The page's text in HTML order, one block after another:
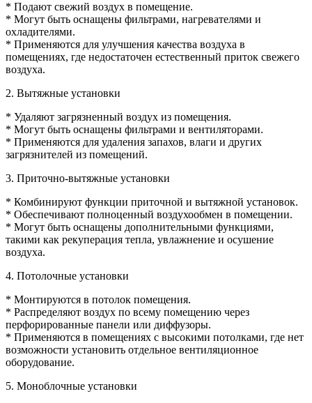
* Подают свежий воздух в помещение.
* Могут быть оснащены фильтрами, нагревателями и
охладителями.
* Применяются для улучшения качества воздуха в
помещениях, где недостаточен естественный приток свежего
воздуха.
2. Вытяжные установки
* Удаляют загрязненный воздух из помещения.
* Могут быть оснащены фильтрами и вентиляторами.
* Применяются для удаления запахов, влаги и других
загрязнителей из помещений.
3. Приточно-вытяжные установки
* Комбинируют функции приточной и вытяжной установок.
* Обеспечивают полноценный воздухообмен в помещении.
* Могут быть оснащены дополнительными функциями,
такими как рекуперация тепла, увлажнение и осушение
воздуха.
4. Потолочные установки
* Монтируются в потолок помещения.
* Распределяют воздух по всему помещению через
перфорированные панели или диффузоры.
* Применяются в помещениях с высокими потолками, где нет
возможности установить отдельное вентиляционное
оборудование.
5. Моноблочные установки